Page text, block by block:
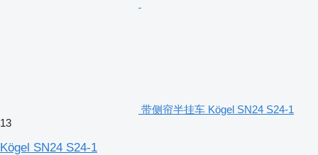
带侧帘半挂车 Kögel SN24 S24-1
13
Kögel SN24 S24-1